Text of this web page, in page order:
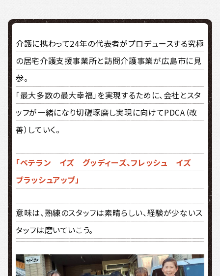
介護に携わって24年の代表者がプロデュースする究極
の居宅介護支援事業所と訪問介護事業が広島市に見
参。
「最大多数の最大幸福」を実現するために、会社とスタ
ッフが一緒になり切磋琢磨し実現に向けてPDCA（改
善）していく。
「ベテラン イズ グッディーズ、フレッシュ イズ
ブラッシュアップ」
意味は、熟練のスタッフは素晴らしい、経験が少ないス
タッフは磨いていこう。